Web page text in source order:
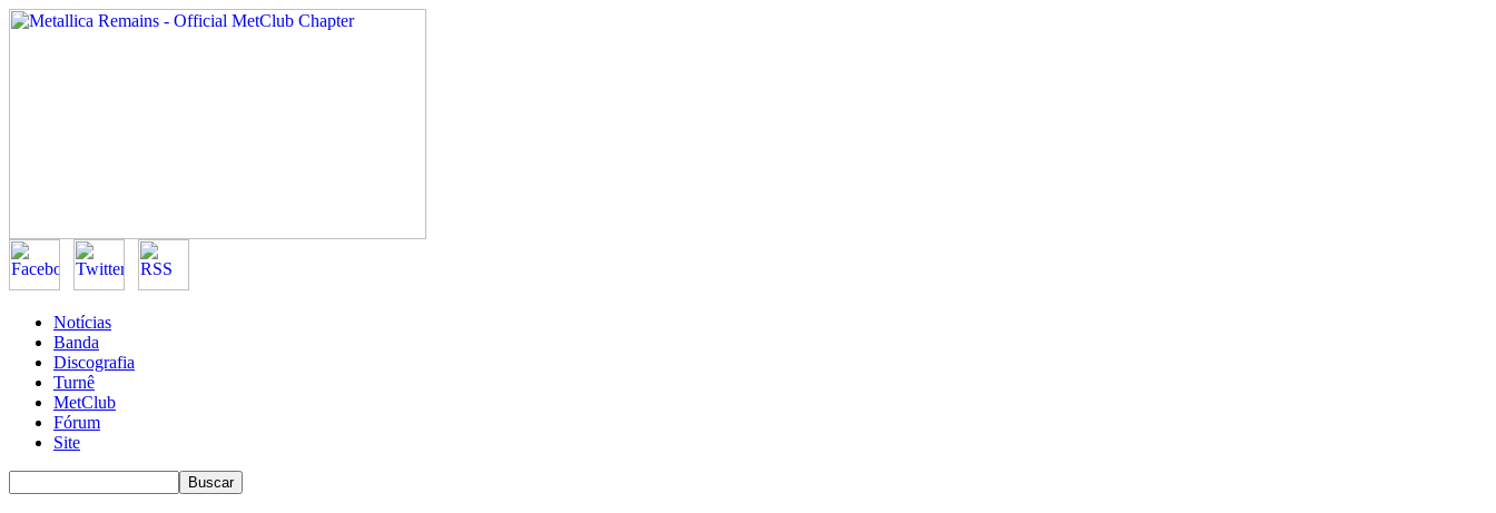
Notícias
Banda
Discografia
Turnê
MetClub
Fórum
Site